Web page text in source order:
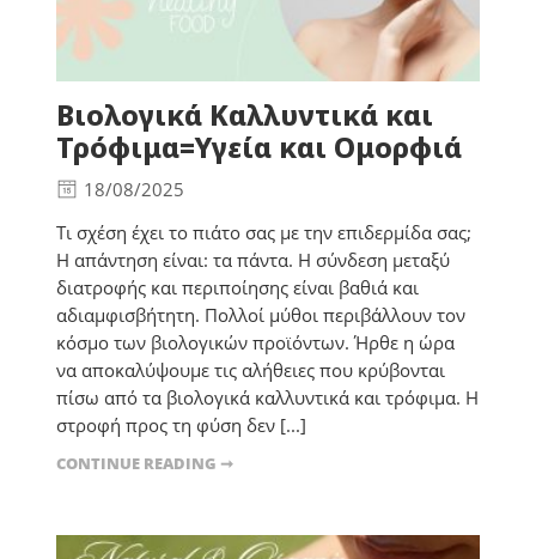
Βιολογικά Καλλυντικά και
Τρόφιμα=Υγεία και Ομορφιά
18/08/2025
Τι σχέση έχει το πιάτο σας με την επιδερμίδα σας;
Η απάντηση είναι: τα πάντα. Η σύνδεση μεταξύ
διατροφής και περιποίησης είναι βαθιά και
αδιαμφισβήτητη. Πολλοί μύθοι περιβάλλουν τον
κόσμο των βιολογικών προϊόντων. Ήρθε η ώρα
να αποκαλύψουμε τις αλήθειες που κρύβονται
πίσω από τα βιολογικά καλλυντικά και τρόφιμα. Η
στροφή προς τη φύση δεν [...]
CONTINUE READING ➞